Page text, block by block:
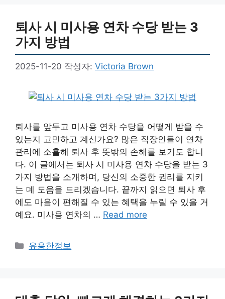
퇴사 시 미사용 연차 수당 받는 3
가지 방법
2025-11-20 작성자: Victoria Brown
퇴사를 앞두고 미사용 연차 수당을 어떻게 받을 수
있는지 고민하고 계신가요? 많은 직장인들이 연차
관리에 소홀해 퇴사 후 뜻밖의 손해를 보기도 합니
다. 이 글에서는 퇴사 시 미사용 연차 수당을 받는 3
가지 방법을 소개하며, 당신의 소중한 권리를 지키
는 데 도움을 드리겠습니다. 끝까지 읽으면 퇴사 후
에도 마음이 편해질 수 있는 혜택을 누릴 수 있을 거
예요. 미사용 연차의 … Read more
카
유용한정보